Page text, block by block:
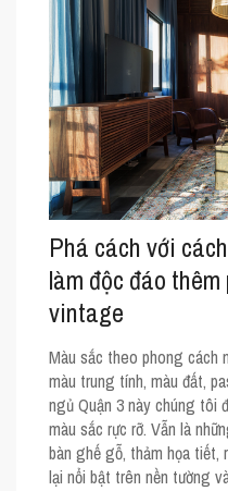
Phá cách với
làm độc đáo
vintage
Màu sắc theo phong cách
màu trung tính, màu đất,
ngủ Quận 3 này chúng tôi
màu sắc rực rỡ. Vẫn là
bàn ghế gỗ, thảm họa
lại nổi bật trên nền tường